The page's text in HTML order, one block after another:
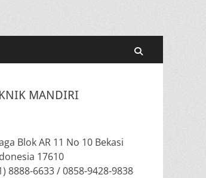
MANDIRI
Blok AR 11 No 10 Bekasi
Indonesia 17610
8888-6633 / 0858-9428-9838